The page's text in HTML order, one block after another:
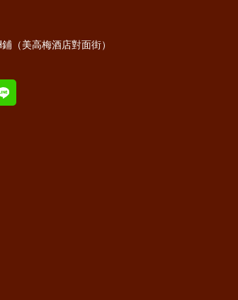
（美高梅酒店對面街）